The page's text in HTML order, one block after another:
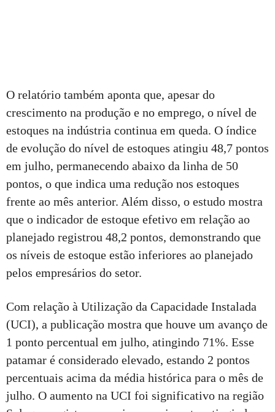
O relatório também aponta que, apesar do
crescimento na produção e no emprego, o nível de
estoques na indústria continua em queda. O índice
de evolução do nível de estoques atingiu 48,7 pontos
em julho, permanecendo abaixo da linha de 50
pontos, o que indica uma redução nos estoques
frente ao mês anterior. Além disso, o estudo mostra
que o indicador de estoque efetivo em relação ao
planejado registrou 48,2 pontos, demonstrando que
os níveis de estoque estão inferiores ao planejado
pelos empresários do setor.
Com relação à Utilização da Capacidade Instalada
(UCI), a publicação mostra que houve um avanço de
1 ponto percentual em julho, atingindo 71%. Esse
patamar é considerado elevado, estando 2 pontos
percentuais acima da média histórica para o mês de
julho. O aumento na UCI foi significativo na região